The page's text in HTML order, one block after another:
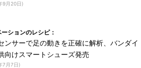
9月20日)
ションのレシピ：
ンサーで足の動きを正確に解析、バンダイ
向けスマートシューズ発売
7月7日)